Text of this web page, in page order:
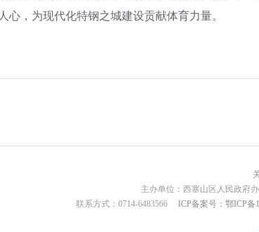
心，为现代化特钢之城建设贡献体育力量。
主办单位：西塞山区人民政府
联系方式：0714-6483566 ICP备案号：鄂ICP备